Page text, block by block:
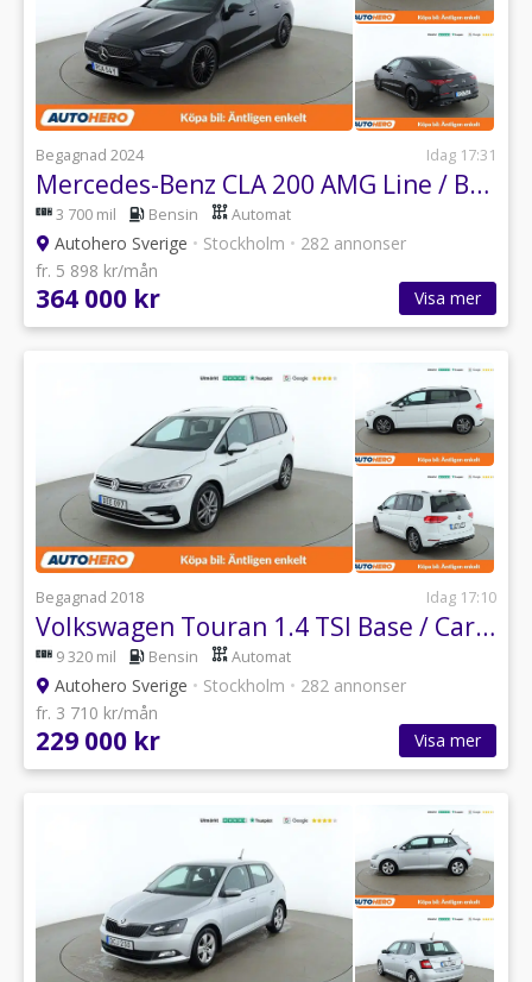
Begagnad 2024 Idag 17:31
Mercedes-Benz CLA 200 AMG Line / Backkamera, GPS, PDC
3 700 mil Bensin Automat
Autohero Sverige • Stockholm • 282 annonser
fr. 5 898 kr/mån
364 000 kr Visa mer
Begagnad 2018 Idag 17:10
Volkswagen Touran 1.4 TSI Base / CarPlay, 7-sits, Backkamera
9 320 mil Bensin Automat
Autohero Sverige • Stockholm • 282 annonser
fr. 3 710 kr/mån
229 000 kr Visa mer